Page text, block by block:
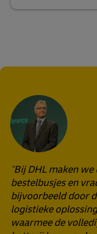
Bij DHL maken
bestelbusjes en
bijvoorbeeld door
logistieke
waarmee de